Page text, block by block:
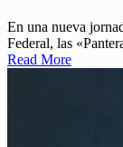
En una nueva
Federal, las
Read More